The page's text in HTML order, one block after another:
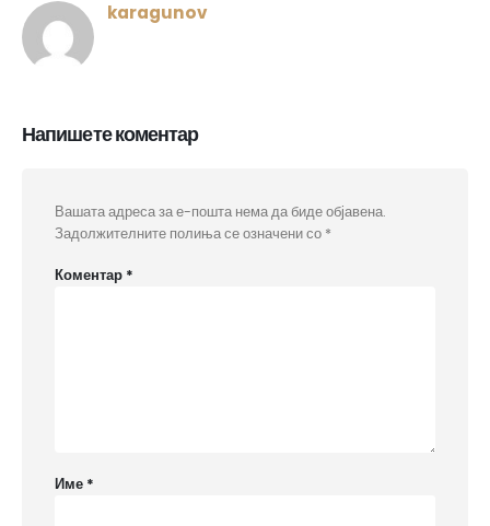
karagunov
Напишете коментар
Вашата адреса за е-пошта нема да биде објавена.
Задолжителните полиња се означени со *
Коментар *
Име *